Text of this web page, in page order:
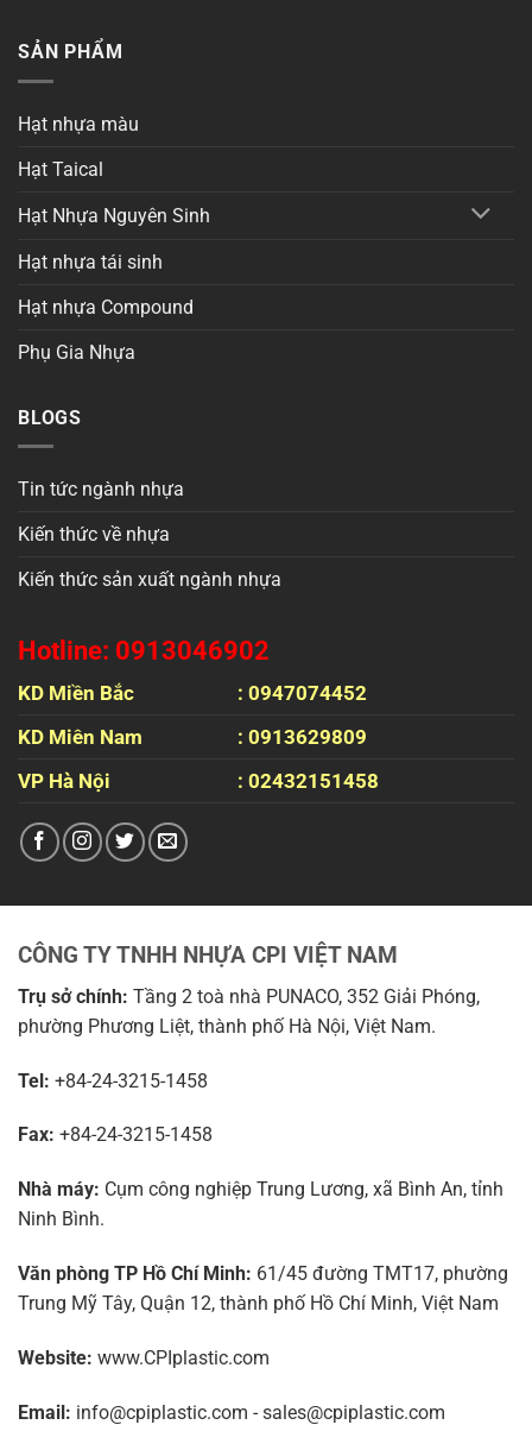
SẢN PHẨM
Hạt nhựa màu
Hạt Taical
Hạt Nhựa Nguyên Sinh
Hạt nhựa tái sinh
Hạt nhựa Compound
Phụ Gia Nhựa
BLOGS
Tin tức ngành nhựa
Kiến thức về nhựa
Kiến thức sản xuất ngành nhựa
Hotline: 0913046902
KD Miền Bắc
: 0947074452
KD Miên Nam
: 0913629809
VP Hà Nội
: 02432151458
CÔNG TY TNHH NHỰA CPI VIỆT NAM
Trụ sở chính: Tầng 2 toà nhà PUNACO, 352 Giải Phóng,
phường Phương Liệt, thành phố Hà Nội, Việt Nam.
Tel: +84-24-3215-1458
Fax: +84-24-3215-1458
Nhà máy: Cụm công nghiệp Trung Lương, xã Bình An, tỉnh
Ninh Bình.
Văn phòng TP Hồ Chí Minh: 61/45 đường TMT17, phường
Trung Mỹ Tây, Quận 12, thành phố Hồ Chí Minh, Việt Nam
Website: www.CPIplastic.com
Email: info@cpiplastic.com - sales@cpiplastic.com